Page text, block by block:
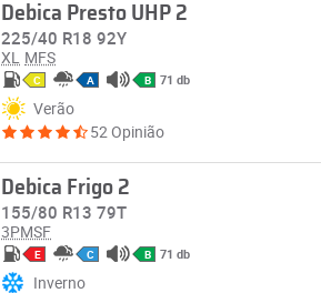
Debica Presto UHP 2
225/40 R18 92Y
XL MFS
C A B 71 db
Verão
52 Opinião
Debica Frigo 2
155/80 R13 79T
3PMSF
E C B 71 db
Inverno